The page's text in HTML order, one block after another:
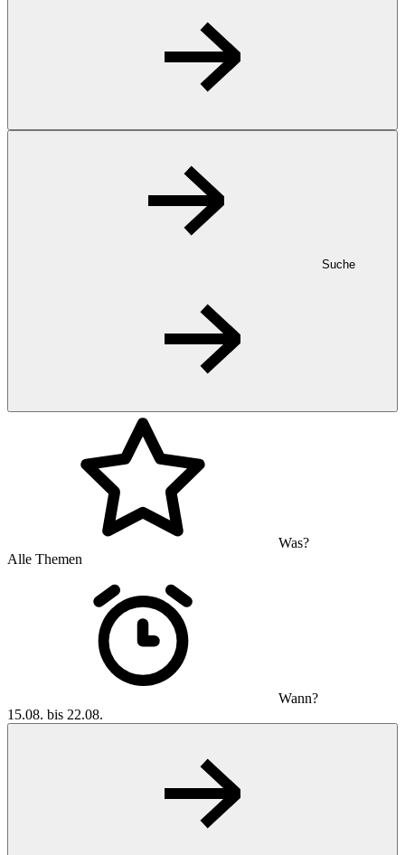
Suche
Was?
Alle Themen
Wann?
15.08. bis 22.08.